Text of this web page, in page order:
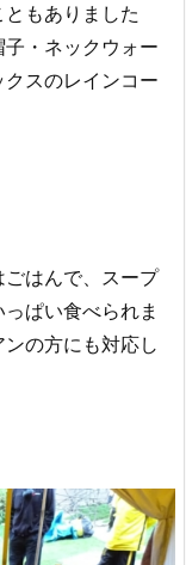
もありました
・ネックウォー
スのレインコー
はんで、スープ
ぱい食べられま
の方にも対応し